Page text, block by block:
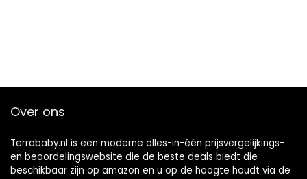
Over ons
Terrababy.nl is een moderne alles-in-één prijsvergelijkings-
en beoordelingswebsite die de beste deals biedt die
beschikbaar zijn op amazon en u op de hoogte houdt via de